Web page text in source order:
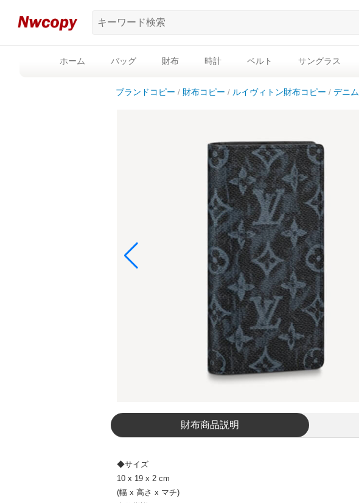
ホーム バッグ 財布 時計 ベルト サングラス
ブランドコピー 財布コピー ルイヴィトン財布コピー デニム
財布商品説明
◆サイズ
10 x 19 x 2 cm
(幅 x 高さ x マチ)